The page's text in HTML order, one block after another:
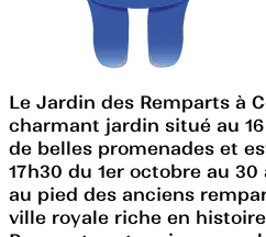
Le Jardin des Remparts à
charmant jardin situé au
de belles promenades et
17h30 du 1er octobre au
au pied des anciens
ville royale riche en